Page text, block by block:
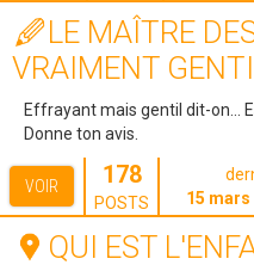
LE MAÎTRE
VRAIMENT
Effrayant mais gentil dit-on...
Donne ton avis.
VOIR 178
POSTS
15 mars
QUI EST